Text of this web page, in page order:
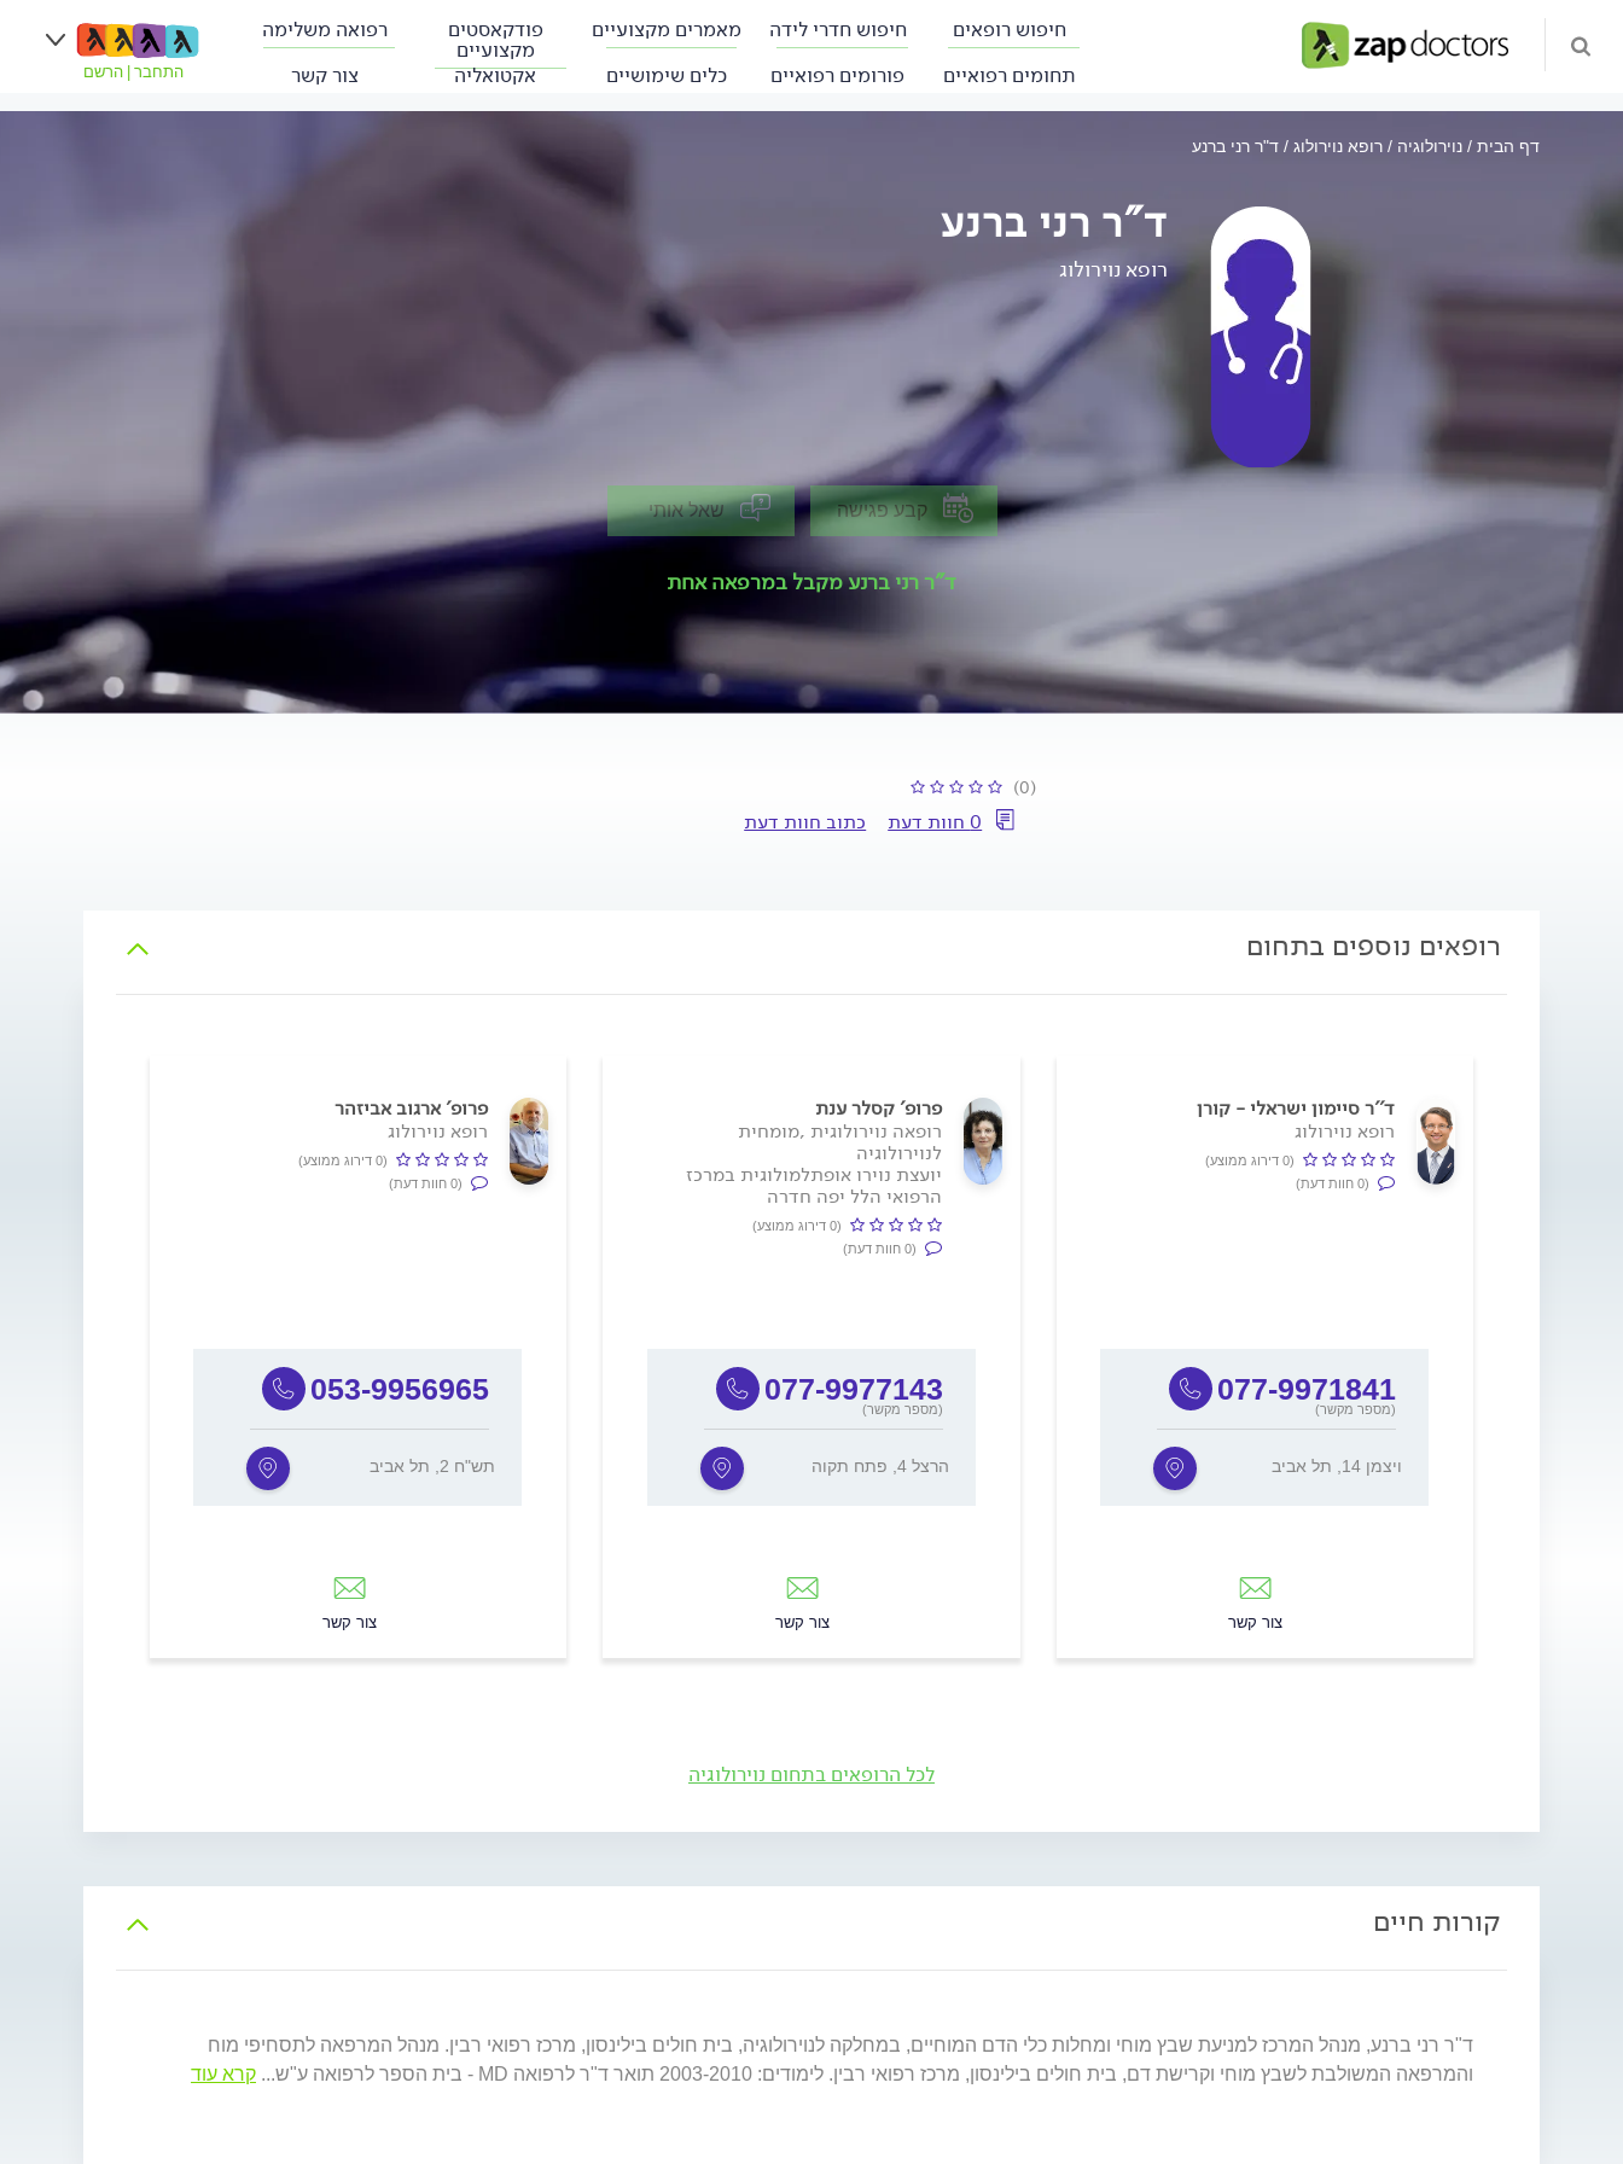
חיפוש רופאים חיפוש חדרי לידה מאמרים מקצועיים פודקאסטים
מקצועיים
רפואה משלימה
תחומים רפואיים
פורומים רפואיים כלים שימושיים אקטואליה צור קשר התחבר הרשם
דף הבית נוירולוגיה רופא נוירולוג ד"ר רני ברנע
ד"ר רני ברנע
רופא נוירולוג
קבע פגישה שאל אותי
ד"ר רני ברנע מקבל במרפאה אחת
(0)
0 חוות דעת כתוב חוות דעת
רופאים נוספים בתחום
ד''ר סיימון ישראלי - קורן
רופא נוירולוג
(0 דירוג ממוצע)
(0 חוות דעת)
077-9971841
(מספר מקשר)
ויצמן 14, תל אביב
צור קשר
פרופ' קסלר ענת
רופאה נוירולוגית ,מומחית
לנוירולוגיה
יועצת נוירו אופתלמולוגית במרכז
הרפואי הלל יפה חדרה
(0 דירוג ממוצע)
(0 חוות דעת)
077-9977143
(מספר מקשר)
הרצל 4, פתח תקוה
צור קשר
פרופ' ארגוב אביזהר
רופא נוירולוג
(0 דירוג ממוצע)
(0 חוות דעת)
053-9956965
תש"ח 2, תל אביב
צור קשר
לכל הרופאים בתחום נוירולוגיה
קורות חיים
ד"ר רני ברנע, מנהל המרכז למניעת שבץ מוחי ומחלות כלי הדם המוחיים, במחלקה לנוירולוגיה, בית חולים בילינסון, מרכז רפואי רבין. מנהל המרפאה לתסחיפי מוח
והמרפאה המשולבת לשבץ מוחי וקרישת דם, בית חולים בילינסון, מרכז רפואי רבין. לימודים: 2003-2010 תואר ד"ר לרפואה MD - בית הספר לרפואה ע"ש
... קרא עוד